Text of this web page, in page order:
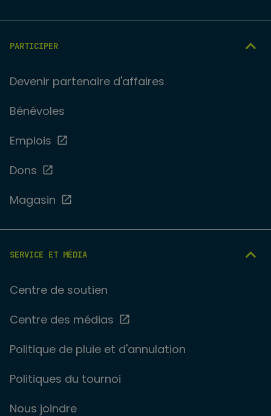
PARTICIPER
Devenir partenaire d'affaires
Bénévoles
Emplois
Dons
Magasin
SERVICE ET MÉDIA
Centre de soutien
Centre des médias
Politique de pluie et d'annulation
Politiques du tournoi
Nous joindre